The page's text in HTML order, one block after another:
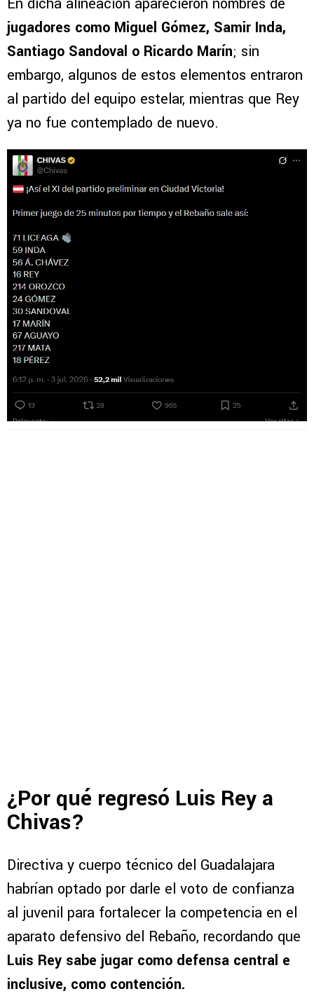
jugadores como Miguel Gómez, Samir Inda,
Santiago Sandoval o Ricardo Marín; sin
embargo, algunos de estos elementos entraron
al partido del equipo estelar, mientras que Rey
ya no fue contemplado de nuevo.
¿Por qué regresó Luis Rey a
Chivas?
Directiva y cuerpo técnico del Guadalajara
habrían optado por darle el voto de confianza
al juvenil para fortalecer la competencia en el
aparato defensivo del Rebaño, recordando que
Luis Rey sabe jugar como defensa central e
inclusive, como contención.